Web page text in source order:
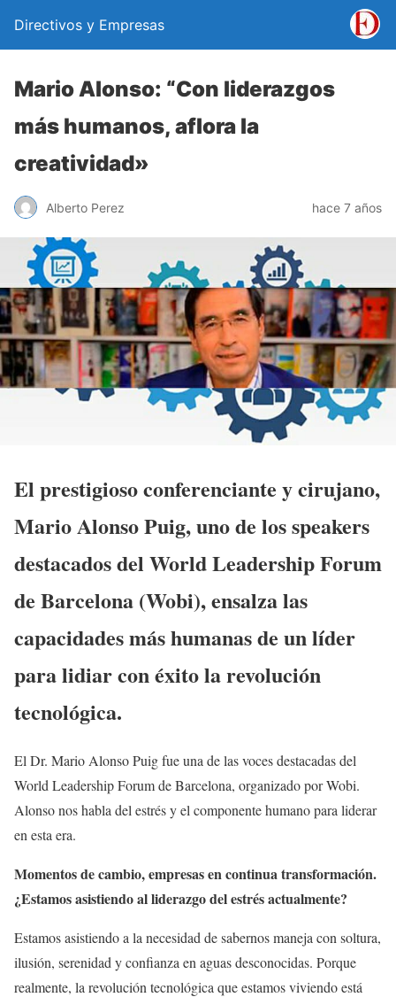
Directivos y Empresas
Mario Alonso: “Con liderazgos
más humanos, aflora la
creatividad»
Alberto Perez hace 7 años
El prestigioso conferenciante y cirujano,
Mario Alonso Puig, uno de los speakers
destacados del World Leadership Forum
de Barcelona (Wobi), ensalza las
capacidades más humanas de un líder
para lidiar con éxito la revolución
tecnológica.
El Dr. Mario Alonso Puig fue una de las voces destacadas del
World Leadership Forum de Barcelona, organizado por Wobi.
Alonso nos habla del estrés y el componente humano para liderar
en esta era.
Momentos de cambio, empresas en continua transformación.
¿Estamos asistiendo al liderazgo del estrés actualmente?
Estamos asistiendo a la necesidad de sabernos maneja con soltura,
ilusión, serenidad y confianza en aguas desconocidas. Porque
realmente, la revolución tecnológica que estamos viviendo está